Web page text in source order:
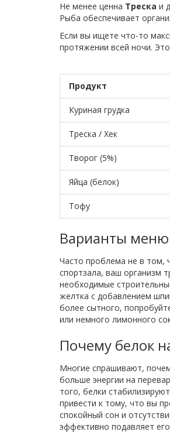
Не менее ценна Треска и
Рыба обеспечивает
Если вы ищете что-то
протяжении всей ночи.
Продукт
Куриная грудка
Треска / Хек
Творог (5%)
Яйца (белок)
Тофу
Варианты
Часто проблема не в том,
спортзала, ваш организм
необходимые
желтка с добавлением
более сытного,
или немного лимонного
Почему белок
Многие спрашивают,
больше энергии на
того, белки
привести к тому, что вы
спокойный сон и
эффективно подавляет